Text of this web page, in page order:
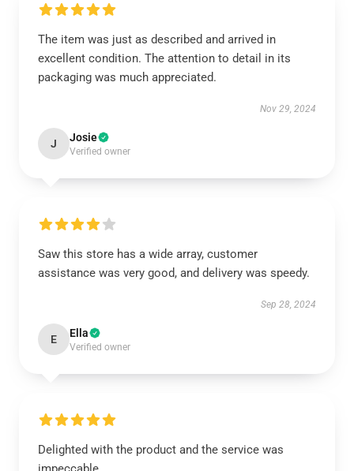
The item was just as described and arrived in
excellent condition. The attention to detail in its
packaging was much appreciated.
Nov 29, 2024
J Josie
Verified owner
Saw this store has a wide array, customer
assistance was very good, and delivery was speedy.
Sep 28, 2024
E Ella
Verified owner
Delighted with the product and the service was